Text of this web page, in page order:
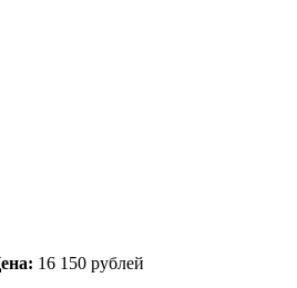
16 150 рублей